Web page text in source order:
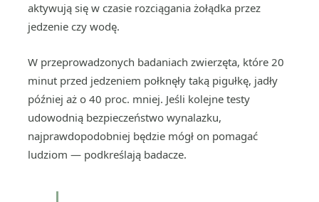
aktywują się w czasie rozciągania żołądka przez
jedzenie czy wodę.
W przeprowadzonych badaniach zwierzęta, które 20
minut przed jedzeniem połknęły taką pigułkę, jadły
później aż o 40 proc. mniej. Jeśli kolejne testy
udowodnią bezpieczeństwo wynalazku,
najprawdopodobniej będzie mógł on pomagać
ludziom — podkreślają badacze.